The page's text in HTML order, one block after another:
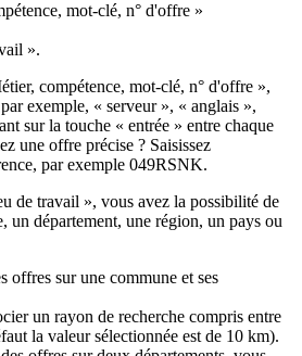
mot-clé, n° d'offre »
».
compétence, mot-clé, n° d'offre »,
exemple, « serveur », « anglais »,
sur la touche « entrée » entre chaque
une offre précise ? Saisissez
par exemple 049RSNK.
de travail », vous avez la possibilité de
un département, une région, un pays ou
offres sur une commune et ses
un rayon de recherche compris entre
la valeur sélectionnée est de 10 km).